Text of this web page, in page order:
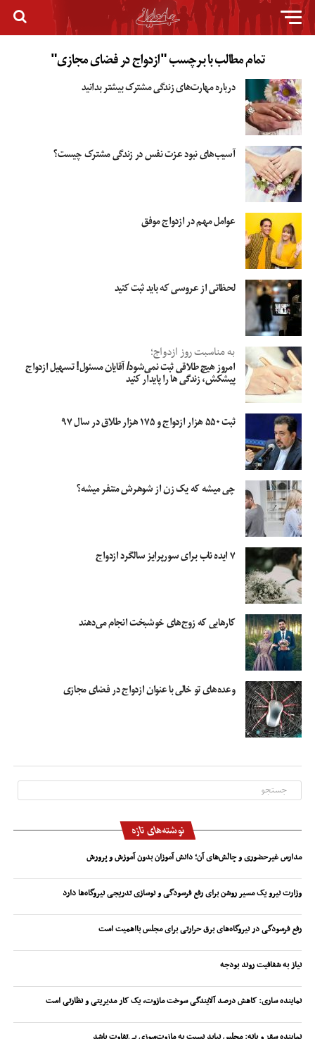
تمام مطالب با برچسب "ازدواج در فضای مجازی"
درباره مهارت‌های زندگی مشترک بیشتر بدانید
آسیب‌های نبود عزت نفس در زندگی مشترک چیست؟
عوامل مهم در ازدواج موفق
لحظاتی از عروسی که باید ثبت کنید
به مناسبت روز ازدواج؛
امروز هیچ طلاقی ثبت نمی‌شود/ آقایان مسئول! تسهیل ازدواج
پیشکش، زندگی ها را پایدار کنید
ثبت ۵۵۰ هزار ازدواج و ۱۷۵ هزار طلاق در سال ۹۷
چی میشه که یک زن از شوهرش متنفر میشه؟
۷ ایده ناب برای سورپرایز سالگرد ازدواج
کار‌هایی که زوج‌های خوشبخت انجام می‌دهند
وعده‌های تو خالی با عنوان ازدواج در فضای مجازی
نوشته‌های تازه
مدارس غیرحضوری و چالش‌های آن؛ دانش آموزان بدون آموزش و پرورش
وزارت نیرو یک مسیر روشن برای رفع فرسودگی و نوسازی تدریجی نیروگاه‌ها دارد
رفع فرسودگی در نیروگاه‌های برق حرارتی برای مجلس بااهمیت است
نیاز به شفافیت روند بودجه
نماینده ساری: کاهش درصد آلایندگی سوخت مازوت، یک کار مدیریتی و نظارتی است